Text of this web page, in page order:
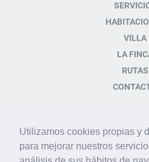
Utilizamos cookies propias y
para mejorar nuestros
VILLA
LA
RUTAS
Plaza de la Iglésia s/n